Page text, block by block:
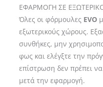
ΕΦΑΡΜΟΓΗ ΣΕ
Όλες οι φόρμουλες EVO
εξωτερικούς χώρους.
συνθήκες, μην
φως και ελέγξτε την
επίστρωση δεν πρέπει
μετά την εφαρμογή.